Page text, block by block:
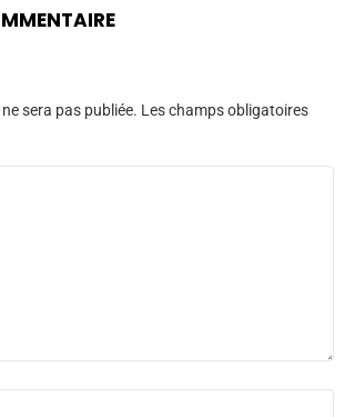
sera pas publiée. Les champs obligatoires